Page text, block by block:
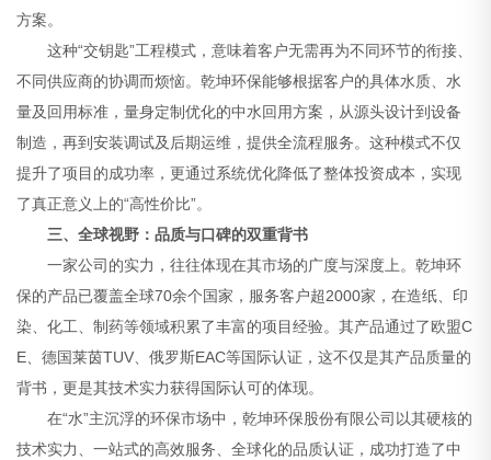
方案。
这种“交钥匙”工程模式，意味着客户无需再为不同环节的衔接、
不同供应商的协调而烦恼。乾坤环保能够根据客户的具体水质、水
量及回用标准，量身定制优化的中水回用方案，从源头设计到设备
制造，再到安装调试及后期运维，提供全流程服务。这种模式不仅
提升了项目的成功率，更通过系统优化降低了整体投资成本，实现
了真正意义上的“高性价比”。
三、全球视野：品质与口碑的双重背书
一家公司的实力，往往体现在其市场的广度与深度上。乾坤环
保的产品已覆盖全球70余个国家，服务客户超2000家，在造纸、印
染、化工、制药等领域积累了丰富的项目经验。其产品通过了欧盟C
E、德国莱茵TUV、俄罗斯EAC等国际认证，这不仅是其产品质量的
背书，更是其技术实力获得国际认可的体现。
在“水”主沉浮的环保市场中，乾坤环保股份有限公司以其硬核的
技术实力、一站式的高效服务、全球化的品质认证，成功打造了中